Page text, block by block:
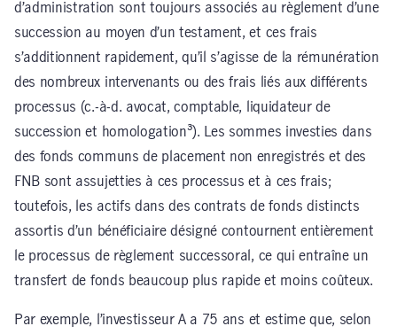
d’administration sont toujours associés au règlement d’une
succession au moyen d’un testament, et ces frais
s’additionnent rapidement, qu’il s’agisse de la rémunération
des nombreux intervenants ou des frais liés aux différents
processus (c.-à-d. avocat, comptable, liquidateur de
succession et homologation³). Les sommes investies dans
des fonds communs de placement non enregistrés et des
FNB sont assujetties à ces processus et à ces frais;
toutefois, les actifs dans des contrats de fonds distincts
assortis d’un bénéficiaire désigné contournent entièrement
le processus de règlement successoral, ce qui entraîne un
transfert de fonds beaucoup plus rapide et moins coûteux.
Par exemple, l’investisseur A a 75 ans et estime que, selon